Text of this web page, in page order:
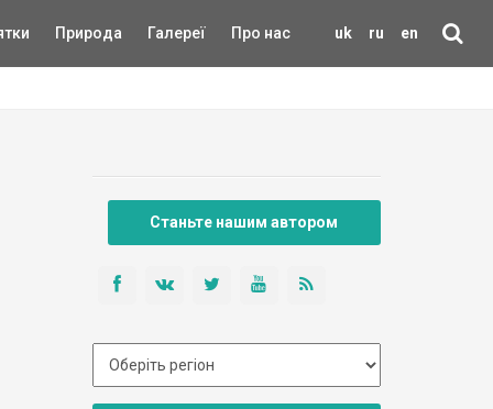
uk ru en
Природа Галереї Про нас
Станьте нашим автором